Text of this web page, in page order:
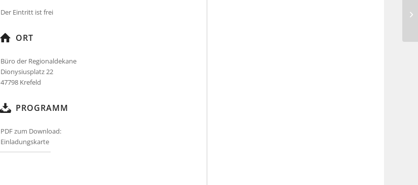
Der Eintritt ist frei
ORT
Büro der Regionaldekane
Dionysiusplatz 22
47798 Krefeld
PROGRAMM
PDF zum Download:
Einladungskarte